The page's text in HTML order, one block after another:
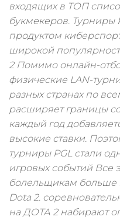
входящих в ТОП
букмекеров. Турниры
продуктом
широкой
2 Помимо онлайн-
физические LAN-
разных странах по
расширяет границы
каждый год
высокие ставки.
турниры PGL стали
игровых событий Все
болельщикам больше
Dota 2.
на ДОТА 2 набирают